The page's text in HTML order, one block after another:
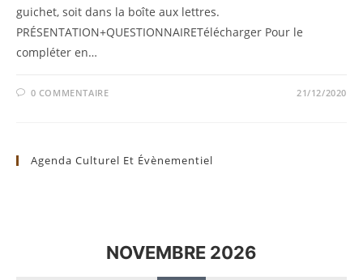
guichet, soit dans la boîte aux lettres.
PRÉSENTATION+QUESTIONNAIRETélécharger Pour le
compléter en…
0 COMMENTAIRE 21/12/2020
Agenda Culturel Et Évènementiel
NOVEMBRE 2026